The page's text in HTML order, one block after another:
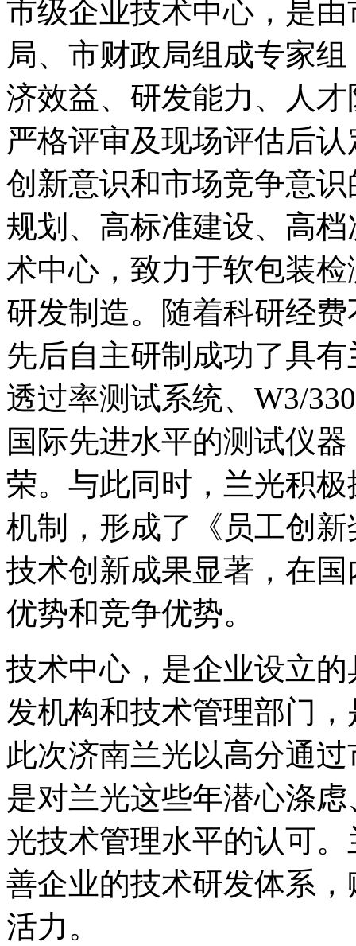
市级企业技术中心，是
局、市财政局组成专家
济效益、研发能力、人
严格评审及现场评估后
创新意识和市场竞争意
规划、高标准建设、高
术中心，致力于软包装
研发制造。随着科研经
先后自主研制成功了具
透过率测试系统、W3/
国际先进水平的测试仪
荣。与此同时，兰光积
机制，形成了《员工创
技术创新成果显著，在
优势和竞争优势。
技术中心，是企业设立
发机构和技术管理部门
此次济南兰光以高分通
是对兰光这些年潜心涤
光技术管理水平的认可
善企业的技术研发体系
活力。